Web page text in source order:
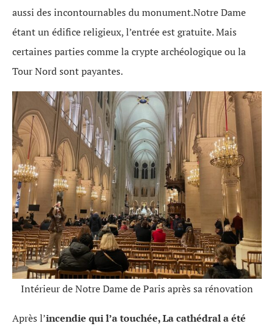
aussi des incontournables du monument.Notre Dame
étant un édifice religieux, l’entrée est gratuite. Mais
certaines parties comme la crypte archéologique ou la
Tour Nord sont payantes.
Intérieur de Notre Dame de Paris après sa rénovation
Après l’incendie qui l’a touchée, La cathédral a été